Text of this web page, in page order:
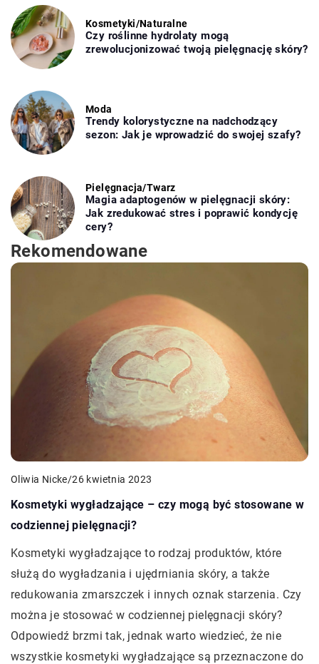
Kosmetyki/Naturalne
Czy roślinne hydrolaty mogą
zrewolucjonizować twoją pielęgnację skóry?
Moda
Trendy kolorystyczne na nadchodzący
sezon: Jak je wprowadzić do swojej szafy?
Pielęgnacja/Twarz
Magia adaptogenów w pielęgnacji skóry:
Jak zredukować stres i poprawić kondycję
cery?
Rekomendowane
Oliwia Nicke/26 kwietnia 2023
Kosmetyki wygładzające – czy mogą być stosowane w
codziennej pielęgnacji?
Kosmetyki wygładzające to rodzaj produktów, które
służą do wygładzania i ujędrniania skóry, a także
redukowania zmarszczek i innych oznak starzenia. Czy
można je stosować w codziennej pielęgnacji skóry?
Odpowiedź brzmi tak, jednak warto wiedzieć, że nie
wszystkie kosmetyki wygładzające są przeznaczone do